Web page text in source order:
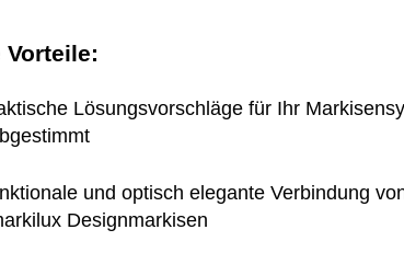
Vorteile:
Lösungsvorschläge für Ihr
und optisch elegante Verbindung
Designmarkisen